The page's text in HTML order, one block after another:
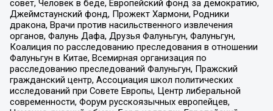
совет, Человек в беде, Европейский фонд за демократию,
Джеймстаунский фонд, Прожект Хармони, Родники
дракона, Врачи против насильственного извлечения
органов, Фалунь Дафа, Друзья Фалуньгун, Фалуньгун,
Коалиция по расследованию преследования в отношении
Фалуньгун в Китае, Всемирная организация по
расследованию преследований Фалуньгун, Пражский
гражданский центр, Ассоциация школ политических
исследований при Совете Европы, Центр либеральной
современности, Форум русскоязычных европейцев,